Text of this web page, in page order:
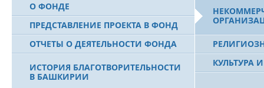
О ФОНДЕ
ПРЕДСТАВЛЕНИЕ ПРОЕКТА В ФОНД
ОТЧЕТЫ О ДЕЯТЕЛЬНОСТИ ФОНДА
ИСТОРИЯ БЛАГОТВОРИТЕЛЬНОСТИ
В БАШКИРИИ
КУЛЬТУРА